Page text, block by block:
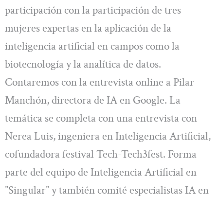
participación con la participación de tres
mujeres expertas en la aplicación de la
inteligencia artificial en campos como la
biotecnología y la analítica de datos.
Contaremos con la entrevista online a Pilar
Manchón, directora de IA en Google. La
temática se completa con una entrevista con
Nerea Luis, ingeniera en Inteligencia Artificial,
cofundadora festival Tech-Tech3fest. Forma
parte del equipo de Inteligencia Artificial en
”Singular” y también comité especialistas IA en